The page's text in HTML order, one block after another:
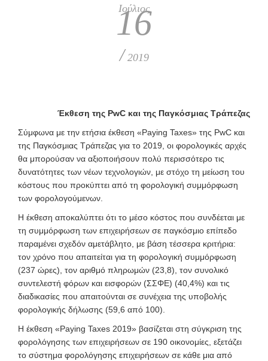
Ιούλιος
16
/ 2019
Έκθεση της PwC και της Παγκόσμιας Τράπεζας
Σύμφωνα με την ετήσια έκθεση «Paying Taxes» της PwC και
της Παγκόσμιας Τράπεζας για το 2019, οι φορολογικές αρχές
θα μπορούσαν να αξιοποιήσουν πολύ περισσότερο τις
δυνατότητες των νέων τεχνολογιών, με στόχο τη μείωση του
κόστους που προκύπτει από τη φορολογική συμμόρφωση
των φορολογούμενων.
Η έκθεση αποκαλύπτει ότι το μέσο κόστος που συνδέεται με
τη συμμόρφωση των επιχειρήσεων σε παγκόσμιο επίπεδο
παραμένει σχεδόν αμετάβλητο, με βάση τέσσερα κριτήρια:
τον χρόνο που απαιτείται για τη φορολογική συμμόρφωση
(237 ώρες), τον αριθμό πληρωμών (23,8), τον συνολικό
συντελεστή φόρων και εισφορών (ΣΣΦΕ) (40,4%) και τις
διαδικασίες που απαιτούνται σε συνέχεια της υποβολής
φορολογικής δήλωσης (59,6 από 100).
Η έκθεση «Paying Taxes 2019» βασίζεται στη σύγκριση της
φορολόγησης των επιχειρήσεων σε 190 οικονομίες, εξετάζει
το σύστημα φορολόγησης επιχειρήσεων σε κάθε μια από